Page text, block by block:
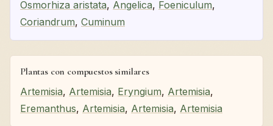
Osmorhiza aristata, Angelica, Foeniculum,
Coriandrum, Cuminum
Plantas con compuestos similares
Artemisia, Artemisia, Eryngium, Artemisia,
Eremanthus, Artemisia, Artemisia, Artemisia